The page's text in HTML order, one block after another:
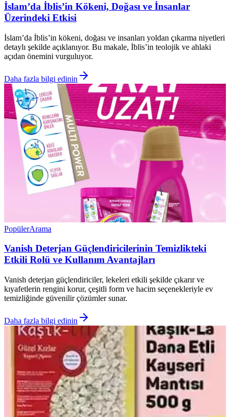
İslam’da İblis’in Kökeni, Doğası ve İnsanlar
Üzerindeki Etkisi
İslam’da İblis’in kökeni, doğası ve insanları yoldan çıkarma niyetleri
detaylı şekilde açıklanıyor. Bu makale, İblis’in teolojik ve ahlaki
açıdan önemini vurguluyor.
Daha fazla bilgi edinin
PopülerArama
Vanish Deterjan Güçlendiricilerinin Temizlikteki
Etkili Rolü ve Kullanım Avantajları
Vanish deterjan güçlendiriciler, lekeleri etkili şekilde çıkarır ve
kıyafetlerin rengini korur, çeşitli form ve hacim seçenekleriyle ev
temizliğinde güvenilir çözümler sunar.
Daha fazla bilgi edinin